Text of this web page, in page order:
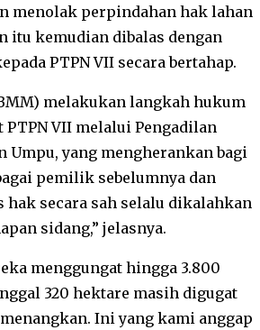
menolak perpindahan hak lahan
itu kemudian dibalas dengan
PTPN VII secara bertahap.
melakukan langkah hukum
PTPN VII melalui Pengadilan
Umpu, yang mengherankan bagi
pemilik sebelumnya dan
secara sah selalu dikalahkan
sidang,” jelasnya.
menggungat hingga 3.800
320 hektare masih digugat
Ini yang kami anggap